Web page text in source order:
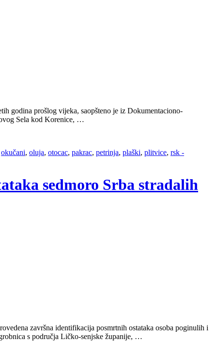
godina prošlog vijeka, saopšteno je iz Dokumentaciono-
Sela kod Korenice, …
okučani, oluja, otocac, pakrac, petrinja, plaški, plitvice, rsk -
sedmoro Srba stradalih
završna identifikacija posmrtnih ostataka osoba poginulih i
s područja Ličko-senjske županije, …